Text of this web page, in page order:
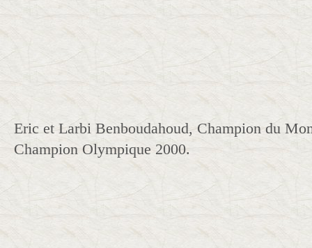
Eric et Larbi Benboudahoud, Champion du
Champion Olympique 2000.